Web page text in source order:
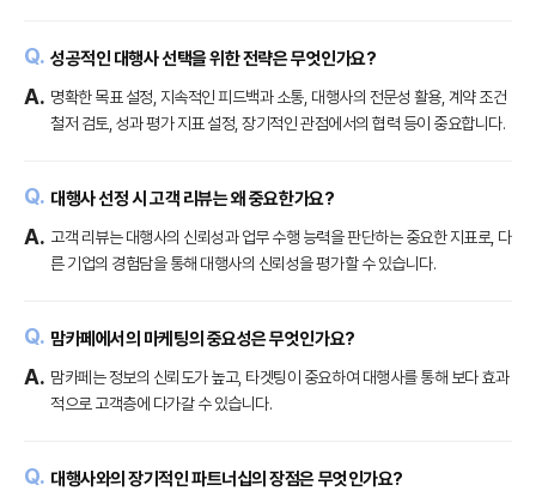
성공적인 대행사 선택을 위한 전략은 무엇인가요?
명확한 목표 설정, 지속적인 피드백과 소통, 대행사의 전문성 활용, 계약 조건
철저 검토, 성과 평가 지표 설정, 장기적인 관점에서의 협력 등이 중요합니다.
대행사 선정 시 고객 리뷰는 왜 중요한가요?
고객 리뷰는 대행사의 신뢰성과 업무 수행 능력을 판단하는 중요한 지표로, 다
른 기업의 경험담을 통해 대행사의 신뢰성을 평가할 수 있습니다.
맘카페에서의 마케팅의 중요성은 무엇인가요?
맘카페는 정보의 신뢰도가 높고, 타겟팅이 중요하여 대행사를 통해 보다 효과
적으로 고객층에 다가갈 수 있습니다.
대행사와의 장기적인 파트너십의 장점은 무엇인가요?